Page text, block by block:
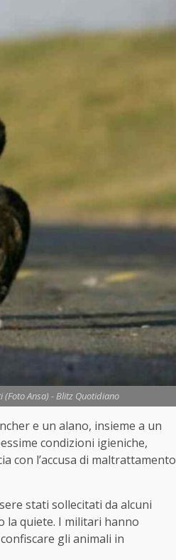
Ansa) - Blitz Quotidiano
e un alano, insieme a un
condizioni igieniche,
con l’accusa di maltrattamento
stati sollecitati da alcuni
la quiete. I militari hanno
gli animali in